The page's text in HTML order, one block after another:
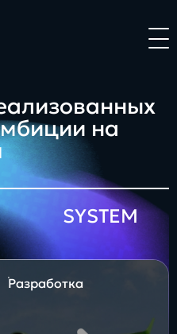
System
на
SYSTEM
Разработка